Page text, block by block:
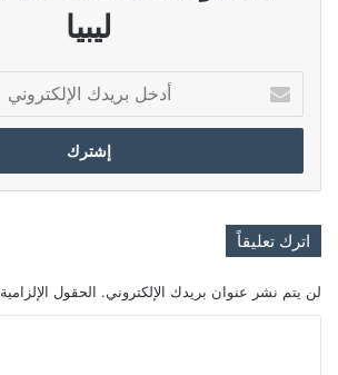
ليبيا
بريدك
الإلكتروني
اترك تعليقاً
لن يتم نشر عنوان بريدك الإلكتروني. الحقول